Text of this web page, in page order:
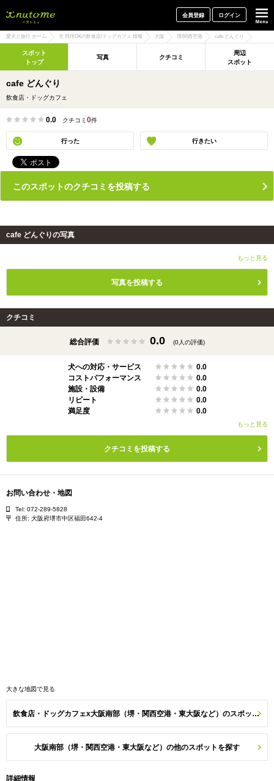
会員登録 ログイン
愛犬と旅行 ホーム 犬 同伴OKの飲食店/ドッグカフェ 情報 大阪 堺/関西空港 cafe どんぐり
スポット
トップ
写真 クチコミ
周辺
スポット
cafe どんぐり
飲食店・ドッグカフェ
0.0 クチコミ 0件
行った 行きたい
このスポットのクチコミを投稿する
cafe どんぐりの写真
もっと見る
写真を投稿する
クチコミ
総合評価 0.0 (0人の評価)
犬への対応・サービス
0.0
コストパフォーマンス
0.0
施設・設備
0.0
リピート
0.0
満足度
0.0
もっと見る
クチコミを投稿する
お問い合わせ・地図
Tel: 072-289-5828
住所: 大阪府堺市中区福田642-4
大きな地図で見る
飲食店・ドッグカフェx大阪南部（堺・関西空港・東大阪など）のスポット一覧
大阪南部（堺・関西空港・東大阪など）の他のスポットを探す
詳細情報